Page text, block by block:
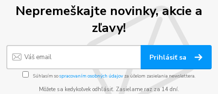
Nepremeškajte novinky, akcie a
zľavy!
Prihlásiť sa
Súhlasím sospracovaním osobných údajov za účelom zasielania newslettera.
Môžete sa kedykoľvek odhlásiť. Zasielame raz za 14 dní.